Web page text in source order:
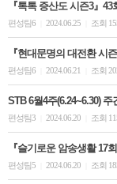
『톡톡 증산도 시즌3』
편성팀6 2024.06.25 조회
『현대문명의 대전환 시
편성팀6 2024.06.21 조회
STB 6월4주(6.24~6.30)
편성팀3 2024.06.20 조회
『슬기로운 암송생활 17
편성팀5 2024.06.20 조회